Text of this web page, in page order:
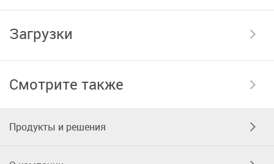
Загрузки
Смотрите также
Продукты и решения